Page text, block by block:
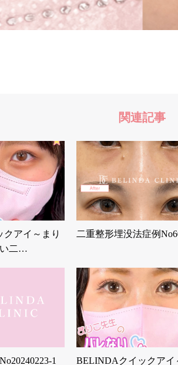
関連記事
アイ～まり
い二…
二重整形埋没法症例
1
BELINDAクイックアイ